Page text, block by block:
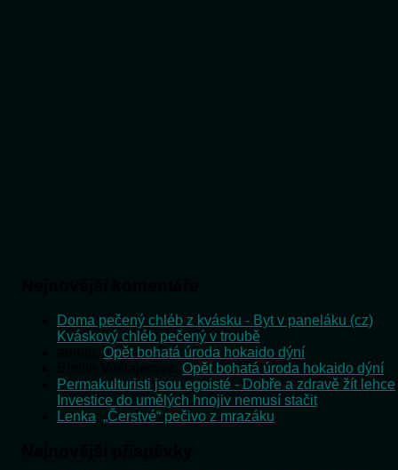
Doma pečený chléb z kvásku - Byt v paneláku (cz)
Kváskový chléb pečený v troubě
Opět bohatá úroda hokaido dýní
Opět bohatá úroda hokaido dýní
Permakulturisti jsou egoisté - Dobře a zdravě žít lehce
Investice do umělých hnojiv nemusí stačit
Lenka „Čerstvé“ pečivo z mrazáku